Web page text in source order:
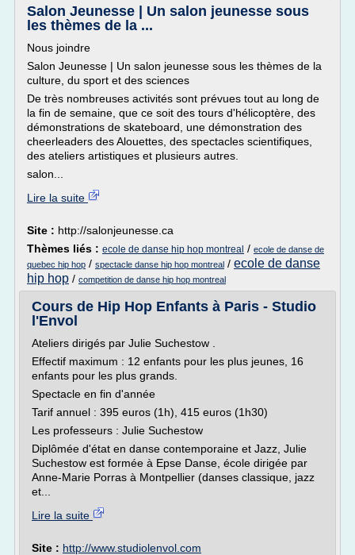
Salon Jeunesse | Un salon jeunesse sous
les thèmes de la ...
Nous joindre
Salon Jeunesse | Un salon jeunesse sous les thèmes de la
culture, du sport et des sciences
De très nombreuses activités sont prévues tout au long de
la fin de semaine, que ce soit des tours d'hélicoptère, des
démonstrations de skateboard, une démonstration des
cheerleaders des Alouettes, des spectacles scientifiques,
des ateliers artistiques et plusieurs autres.
salon...
Lire la suite
Site : http://salonjeunesse.ca
Thèmes liés : ecole de danse hip hop montreal / ecole de danse de
quebec hip hop / spectacle danse hip hop montreal / ecole de danse
hip hop / competition de danse hip hop montreal
Cours de Hip Hop Enfants à Paris - Studio
l'Envol
Ateliers dirigés par Julie Suchestow .
Effectif maximum : 12 enfants pour les plus jeunes, 16
enfants pour les plus grands.
Spectacle en fin d'année
Tarif annuel : 395 euros (1h), 415 euros (1h30)
Les professeurs : Julie Suchestow
Diplômée d'état en danse contemporaine et Jazz, Julie
Suchestow est formée à Epse Danse, école dirigée par
Anne-Marie Porras à Montpellier (danses classique, jazz
et...
Lire la suite
Site : http://www.studiolenvol.com